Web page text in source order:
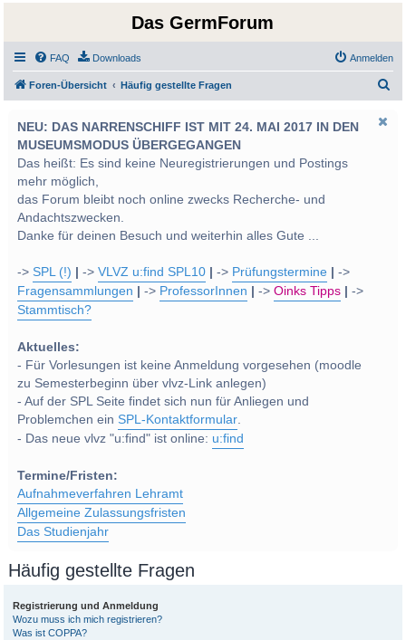
Das GermForum
FAQ Downloads Anmelden
Foren-Übersicht Häufig gestellte Fragen
NEU: DAS NARRENSCHIFF IST MIT 24. MAI 2017 IN DEN
MUSEUMSMODUS ÜBERGEGANGEN
Das heißt: Es sind keine Neuregistrierungen und Postings
mehr möglich,
das Forum bleibt noch online zwecks Recherche- und
Andachtszwecken.
Danke für deinen Besuch und weiterhin alles Gute ...
->SPL (!) ->VLVZ u:find SPL10 -> Prüfungstermine
->
Fragensammlungen
-> ProfessorInnen ->Oinks Tipps
->
Stammtisch?
Aktuelles:
- Für Vorlesungen ist keine Anmeldung vorgesehen (moodle
zu Semesterbeginn über vlvz-Link anlegen)
- Auf der SPL Seite findet sich nun für Anliegen und
Problemchen einSPL-Kontaktformular.
- Das neue vlvz "u:find" ist online: u:find
Termine/Fristen:
Aufnahmeverfahren Lehramt
Allgemeine Zulassungsfristen
Das Studienjahr
Häufig gestellte Fragen
Registrierung und Anmeldung
Wozu muss ich mich registrieren?
Was ist COPPA?